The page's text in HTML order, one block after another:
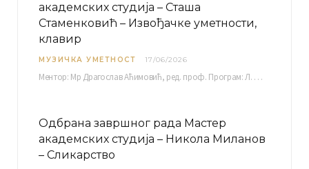
академских студија – Сташа
Стаменковић – Извођачке уметности,
клавир
МУЗИЧКА УМЕТНОСТ 17/06/2026
Ментор: Мр Драгослав Аћимовић, ред. проф. Програм: Л. Ван Бетовен: Соната оп. 31 бр. 2 у…
Одбрана завршног рада Мастер
академских студија – Никола Миланов
– Сликарство